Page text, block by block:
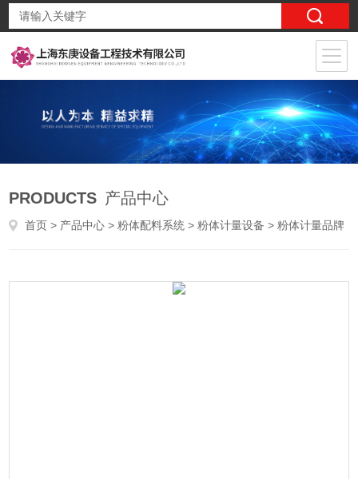
PRODUCTS 产品中心
首页 > 产品中心 >粉体配料系统 >粉体计量设备 > 粉体计量品牌